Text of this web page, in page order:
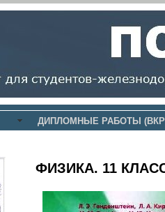
ДИПЛОМНЫЕ РАБОТЫ
ФИЗИКА. 11